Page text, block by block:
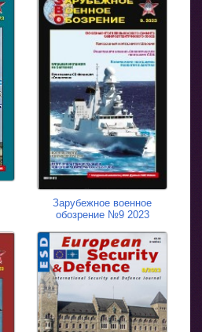
Зарубежное военное
обозрение №9 2023